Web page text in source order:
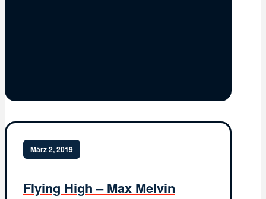
März 2, 2019
Flying High – Max Melvin